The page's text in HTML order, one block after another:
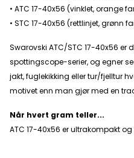
• ATC 17-40x56 (vinklet, orange
• STC 17-40x56 (rettlinjet, grønn
Swarovski ATC/STC 17-40x56 er
spottingscope-serier, og egner
jakt, fuglekikking eller tur/fjelltur
motivet enn man gjør med en
Når hvert gram teller...
ATC 17-40x56 er ultrakompakt